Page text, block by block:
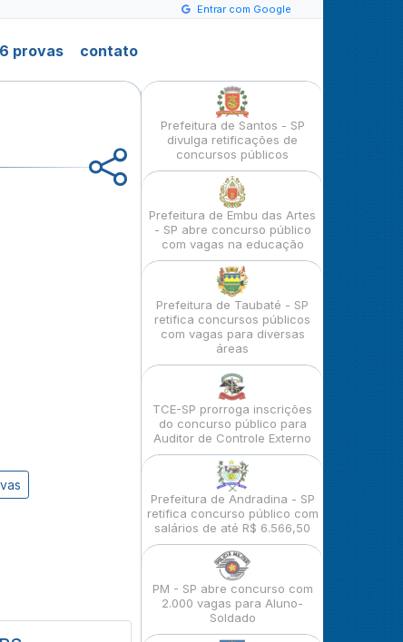
Entrar com Google
provas contato
Prefeitura de Santos - SP
divulga retificações de
concursos públicos
Prefeitura de Embu das Artes
- SP abre concurso público
com vagas na educação
Prefeitura de Taubaté - SP
retifica concursos públicos
com vagas para diversas
áreas
TCE-SP prorroga inscrições
do concurso público para
Auditor de Controle Externo
Prefeitura de Andradina - SP
retifica concurso público com
salários de até R$ 6.566,50
PM - SP abre concurso com
2.000 vagas para Aluno-
Soldado